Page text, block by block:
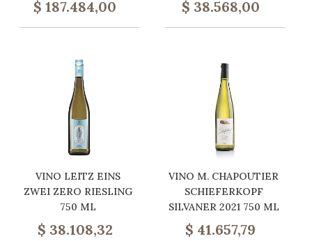
$187.484,00 $ 38.568,00
VINO LEITZ EINS
ZWEI ZERO RIESLING
750 ML
$ 38.108,32
VINO M. CHAPOUTIER
SCHIEFERKOPF
SILVANER 2021 750 ML
$ 41.657,79